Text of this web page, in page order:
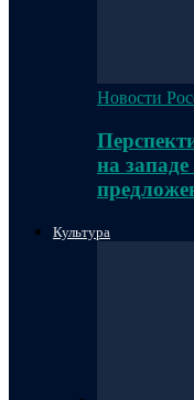
Новости
на
Культура